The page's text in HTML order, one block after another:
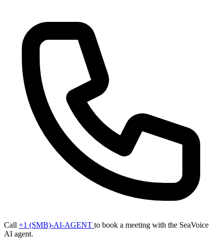
Call +1 (SMB)-AI-AGENT to book a meeting with the SeaVoice
AI agent.